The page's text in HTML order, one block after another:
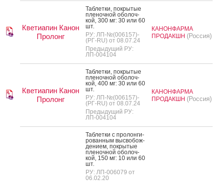
Кветиапин Канон
Пролонг
Таб­летки, пок­ры­тые
пле­ноч­ной обо­лоч­
кой, 300 мг: 30 или 60
шт.
РУ: ЛП-№(006157)-
(РГ-RU) от 08.07.24
Предыдущий РУ:
ЛП-004104
КАНОНФАРМА
ПРОДАКШН (Россия)
Кветиапин Канон
Пролонг
Таб­летки, пок­ры­тые
пле­ноч­ной обо­лоч­
кой, 400 мг: 30 или 60
шт.
РУ: ЛП-№(006157)-
(РГ-RU) от 08.07.24
Предыдущий РУ:
ЛП-004104
КАНОНФАРМА
ПРОДАКШН (Россия)
Таб­летки с про­лон­ги­
рован­ным выс­во­бож­
де­ни­ем, пок­ры­тые
пле­ноч­ной обо­лоч­
кой, 150 мг: 10 или 60
шт.
РУ: ЛП-006079 от
06.02.20